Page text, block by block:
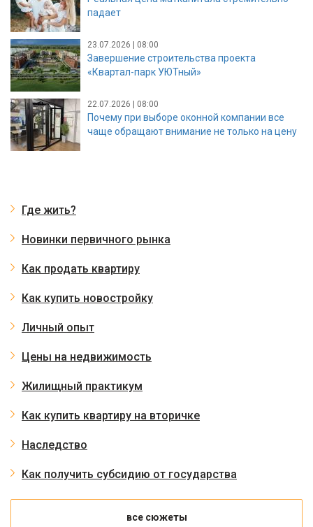
падает
23.07.2026 | 08:00
Завершение строительства проекта
«Квартал-парк УЮТный»
22.07.2026 | 08:00
Почему при выборе оконной компании все
чаще обращают внимание не только на цену
Где жить?
Новинки первичного рынка
Как продать квартиру
Как купить новостройку
Личный опыт
Цены на недвижимость
Жилищный практикум
Как купить квартиру на вторичке
Наследство
Как получить субсидию от государства
все сюжеты